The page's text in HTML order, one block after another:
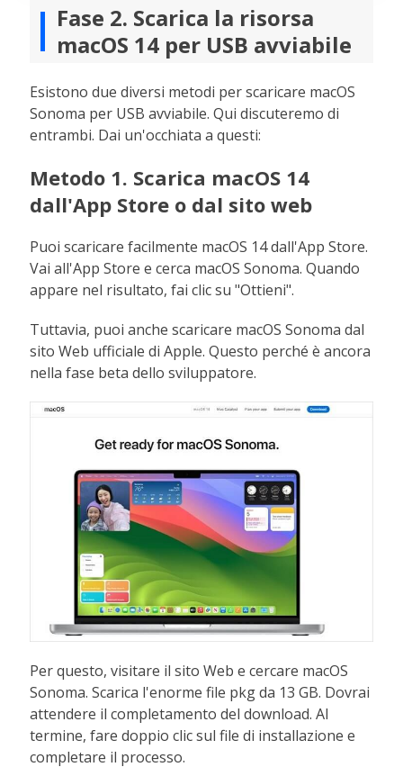
Fase 2. Scarica la risorsa
macOS 14 per USB avviabile
Esistono due diversi metodi per scaricare macOS
Sonoma per USB avviabile. Qui discuteremo di
entrambi. Dai un'occhiata a questi:
Metodo 1. Scarica macOS 14
dall'App Store o dal sito web
Puoi scaricare facilmente macOS 14 dall'App Store.
Vai all'App Store e cerca macOS Sonoma. Quando
appare nel risultato, fai clic su "Ottieni".
Tuttavia, puoi anche scaricare macOS Sonoma dal
sito Web ufficiale di Apple. Questo perché è ancora
nella fase beta dello sviluppatore.
Per questo, visitare il sito Web e cercare macOS
Sonoma. Scarica l'enorme file pkg da 13 GB. Dovrai
attendere il completamento del download. Al
termine, fare doppio clic sul file di installazione e
completare il processo.